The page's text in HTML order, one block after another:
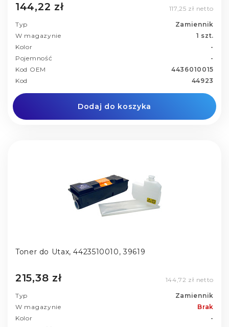
144,22 zł 117,25 zł netto
Typ
Zamiennik
W magazynie
1 szt.
Kolor
-
Pojemność
-
Kod OEM
4436010015
Kod
44923
Dodaj do koszyka
Toner do Utax, 4423510010, 39619
215,38 zł 144,72 zł netto
Typ
Zamiennik
W magazynie
Brak
Kolor
-